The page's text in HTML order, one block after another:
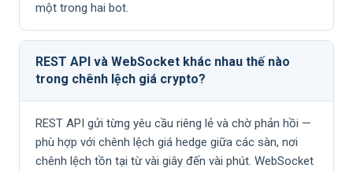
một trong hai bot.
REST API và WebSocket khác nhau thế nào
trong chênh lệch giá crypto?
REST API gửi từng yêu cầu riêng lẻ và chờ phản hồi —
phù hợp với chênh lệch giá hedge giữa các sàn, nơi
chênh lệch tồn tại từ vài giây đến vài phút. WebSocket